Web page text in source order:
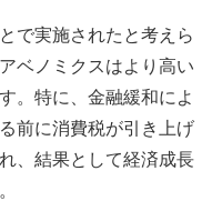
で実施されたと考えら
ベノミクスはより高い
。特に、金融緩和によ
前に消費税が引き上げ
、結果として経済成長